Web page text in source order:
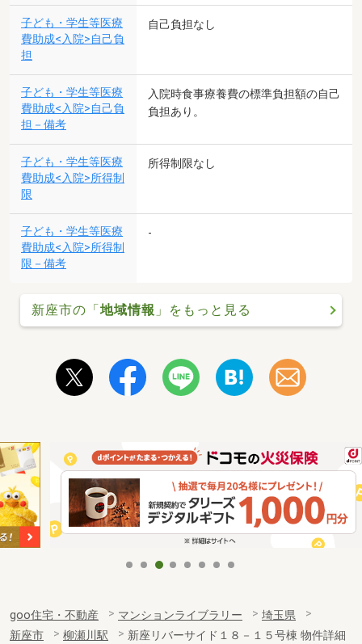
子ども・学生等医療
費助成<入院>自己負
担
自己負担なし
子ども・学生等医療
費助成<入院>自己負
担－備考
入院時食事療養費の標準負担額の自己
負担あり。
子ども・学生等医療
費助成<入院>所得制
限
所得制限なし
子ども・学生等医療
費助成<入院>所得制
限－備考
-
新座市の「地域情報 」をもっと見る
goo住宅・不動産 マンションライブラリー
埼玉県
新座市
柳瀬川駅 新座リバーサイド１８－１５号棟 物件詳細